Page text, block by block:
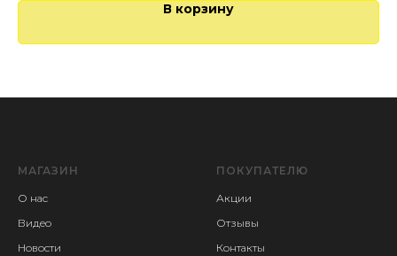
В корзину
МАГАЗИН
О нас
Видео
Новости
ПОКУПАТЕЛЮ
Акции
Отзывы
Контакты